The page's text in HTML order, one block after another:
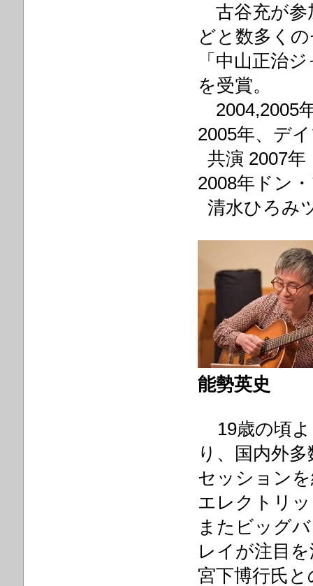
古谷充が参
どと数多く
「中山正治
を受賞。
2004,2005
2005年、デ
共演 2007
2008年ドン
清水ひろみ
能勢英史
19歳の頃よ
り、国内外
セッション
エレクトリ
またビッグ
レイが注目
宮下博行氏